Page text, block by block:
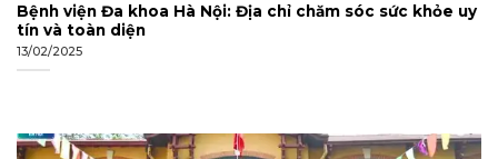
Bệnh viện Đa khoa Hà Nội: Địa chỉ chăm sóc sức khỏe uy
tín và toàn diện
13/02/2025